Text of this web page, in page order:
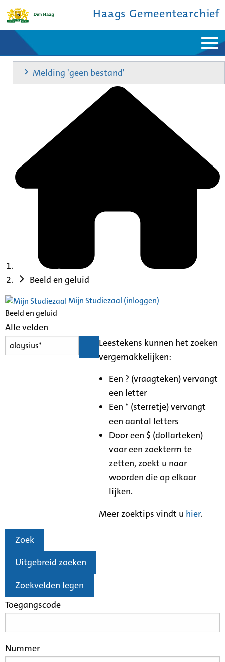
Haags Gemeentearchief
Home
Nieuws
Ontdek de stad
De studiezaal
Bronnen en collecties
Melding 'geen bestand'
Beeld en geluid
Mijn Studiezaal (inloggen)
Beeld en geluid
Alle velden
Leestekens kunnen het zoeken
vergemakkelijken:
Een ? (vraagteken) vervangt
een letter
Een * (sterretje) vervangt
een aantal letters
Door een $ (dollarteken)
voor een zoekterm te
zetten, zoekt u naar
woorden die op elkaar
lijken.
Meer zoektips vindt u hier.
Zoek
Uitgebreid zoeken
Zoekvelden legen
Toegangscode
Nummer